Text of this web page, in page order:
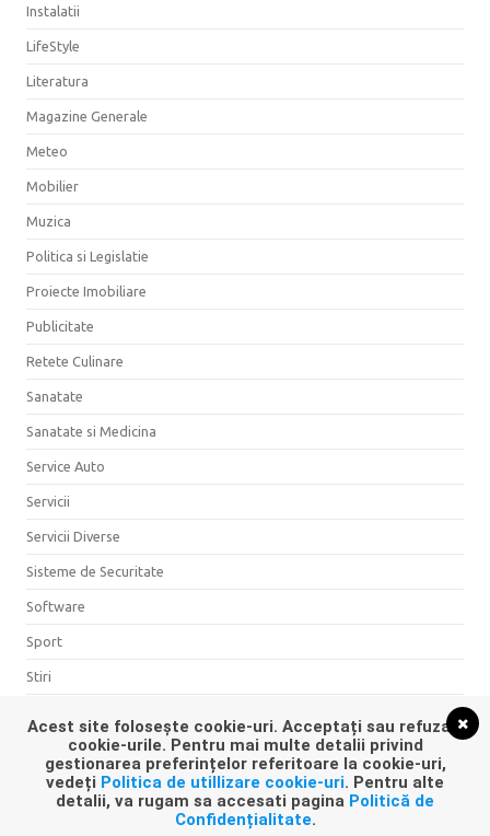
Instalatii
LifeStyle
Literatura
Magazine Generale
Meteo
Mobilier
Muzica
Politica si Legislatie
Proiecte Imobiliare
Publicitate
Retete Culinare
Sanatate
Sanatate si Medicina
Service Auto
Servicii
Servicii Diverse
Sisteme de Securitate
Software
Sport
Stiri
Turism
Vestimentatie
Acest site folosește cookie-uri. Acceptați sau refuzați
cookie-urile. Pentru mai multe detalii privind
gestionarea preferințelor referitoare la cookie-uri,
vedeți Politica de utillizare cookie-uri. Pentru alte
detalii, va rugam sa accesati pagina Politică de
Confidențialitate.